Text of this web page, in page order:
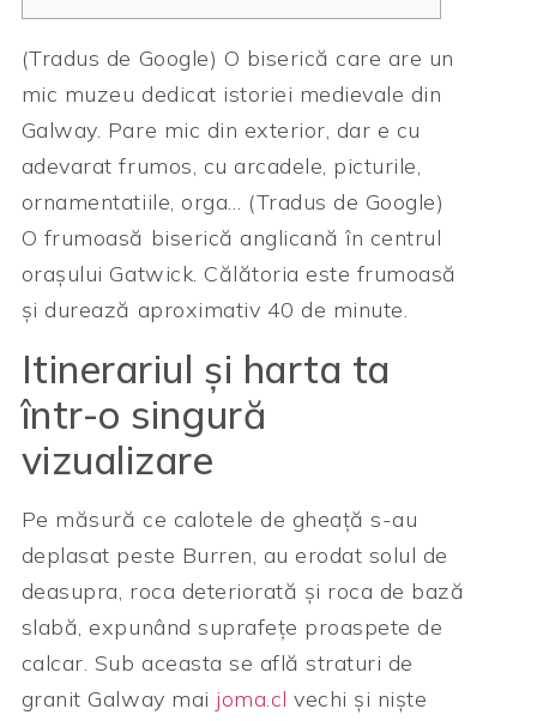
(Tradus de Google) O biserică care are un
mic muzeu dedicat istoriei medievale din
Galway. Pare mic din exterior, dar e cu
adevarat frumos, cu arcadele, picturile,
ornamentatiile, orga… (Tradus de Google)
O frumoasă biserică anglicană în centrul
orașului Gatwick. Călătoria este frumoasă
și durează aproximativ 40 de minute.
Itinerariul și harta ta
într-o singură
vizualizare
Pe măsură ce calotele de gheață s-au
deplasat peste Burren, au erodat solul de
deasupra, roca deteriorată și roca de bază
slabă, expunând suprafețe proaspete de
calcar. Sub aceasta se află straturi de
granit Galway mai joma.cl vechi și niște